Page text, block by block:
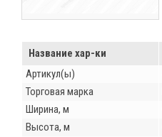
Название хар-ки
Артикул(ы)
Торговая марка
Ширина, м
Высота, м